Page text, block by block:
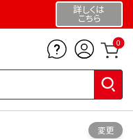
詳しくは
こちら
0
変更